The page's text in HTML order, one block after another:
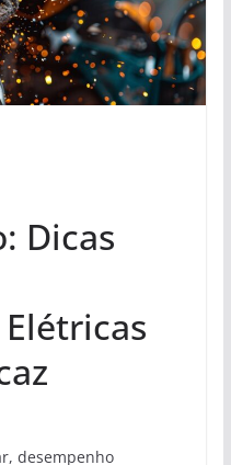
Dicas
desempenho